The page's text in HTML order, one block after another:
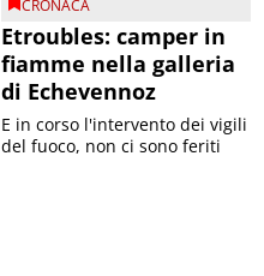
CRONACA
Etroubles: camper in
fiamme nella galleria
di Echevennoz
E in corso l'intervento dei vigili
del fuoco, non ci sono feriti